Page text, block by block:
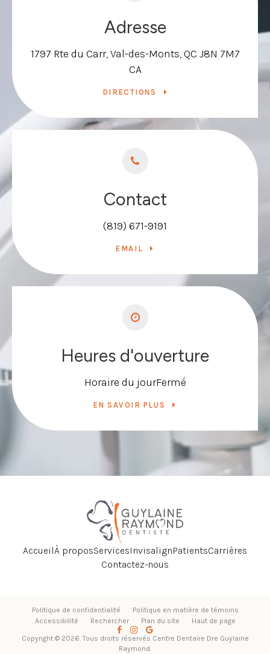
Adresse
1797 Rte du Carr Val-des-Monts QC J8N 7M7
CA
DIRECTIONS
Contact
(819) 671-9191
EMAIL
Heures d'ouverture
Horaire du jourFermé
EN SAVOIR PLUS
AccueilÀ proposServicesInvisalignPatientsCarrières
Contactez-nous
Politique de confidentialité
Politique en matière de témoins
Accessibilité
Rechercher Plan du site Haut de page
Copyright © 2026. Tous droits réservés Centre Dentaire Dre Guylaine
Raymond.